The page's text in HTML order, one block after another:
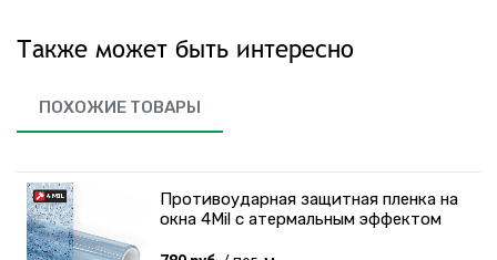
Также может быть интересно
ПОХОЖИЕ ТОВАРЫ
Противоударная защитная пленка на
окна 4Mil с атермальным эффектом